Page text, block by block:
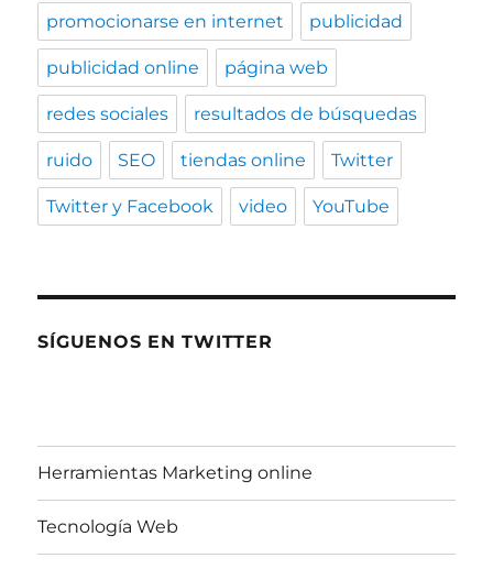
promocionarse en internet publicidad
publicidad online página web
redes sociales resultados de búsquedas
ruido SEO tiendas online Twitter
Twitter y Facebook video YouTube
SÍGUENOS EN TWITTER
Herramientas Marketing online
Tecnología Web